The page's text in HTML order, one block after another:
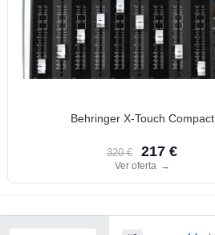
Behringer X-Touch Compact
320 € 217 €
Ver oferta →